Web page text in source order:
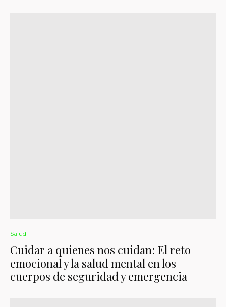
Salud
Cuidar a quienes nos cuidan: El reto
emocional y la salud mental en los
cuerpos de seguridad y emergencia